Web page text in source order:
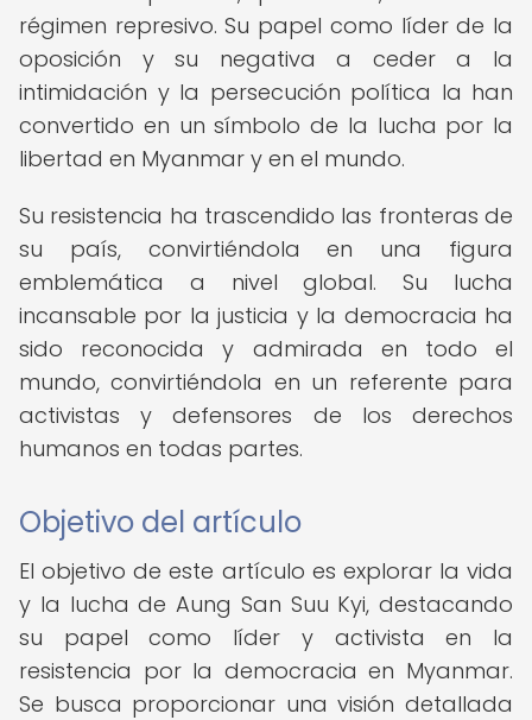
régimen represivo. Su papel como líder de la
oposición y su negativa a ceder a la
intimidación y la persecución política la han
convertido en un símbolo de la lucha por la
libertad en Myanmar y en el mundo.
Su resistencia ha trascendido las fronteras de
su país, convirtiéndola en una figura
emblemática a nivel global. Su lucha
incansable por la justicia y la democracia ha
sido reconocida y admirada en todo el
mundo, convirtiéndola en un referente para
activistas y defensores de los derechos
humanos en todas partes.
Objetivo del artículo
El objetivo de este artículo es explorar la vida
y la lucha de Aung San Suu Kyi, destacando
su papel como líder y activista en la
resistencia por la democracia en Myanmar.
Se busca proporcionar una visión detallada